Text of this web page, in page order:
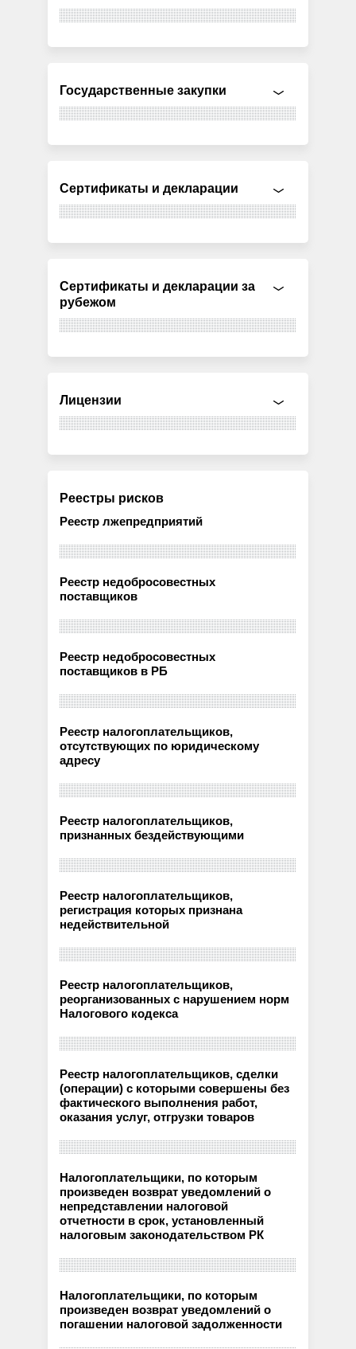
Государственные закупки
Сертификаты и декларации
Сертификаты и декларации за
рубежом
Лицензии
Реестры рисков
Реестр лжепредприятий
Реестр недобросовестных
поставщиков
Реестр недобросовестных
поставщиков в РБ
Реестр налогоплательщиков,
отсутствующих по юридическому
адресу
Реестр налогоплательщиков,
признанных бездействующими
Реестр налогоплательщиков,
регистрация которых признана
недействительной
Реестр налогоплательщиков,
реорганизованных с нарушением норм
Налогового кодекса
Реестр налогоплательщиков, сделки
(операции) с которыми совершены без
фактического выполнения работ,
оказания услуг, отгрузки товаров
Налогоплательщики, по которым
произведен возврат уведомлений о
непредставлении налоговой
отчетности в срок, установленный
налоговым законодательством РК
Налогоплательщики, по которым
произведен возврат уведомлений о
погашении налоговой задолженности